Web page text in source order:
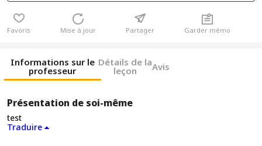
Favoris Mise à jour Partager Garder mémo
Informations sur le
professeur
Détails de la
leçon Avis
Présentation de soi-même
test
Traduire